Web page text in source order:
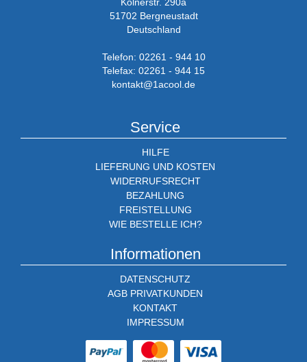
51702 Bergneustadt
Deutschland
Telefon: 02261 - 944 10
Telefax: 02261 - 944 15
kontakt@1acool.de
Service
HILFE
LIEFERUNG UND KOSTEN
WIDERRUFSRECHT
BEZAHLUNG
FREISTELLUNG
WIE BESTELLE ICH?
Informationen
DATENSCHUTZ
AGB PRIVATKUNDEN
KONTAKT
IMPRESSUM